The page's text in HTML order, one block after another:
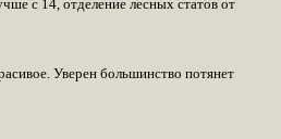
с 14, отделение лесных статов от
Уверен большинство потянет